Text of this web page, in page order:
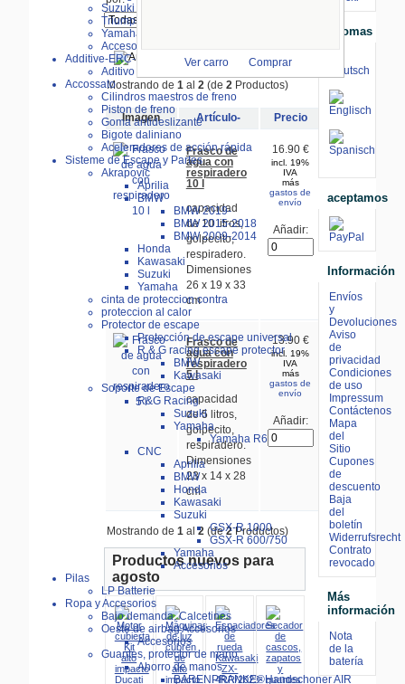
Ver carro Comprar
Suzuki
Triumph
Yamaha
Accesorios
Additive-ERC-Bike
Aditivo ERC-Bike
Accossato
Cilindros maestros de freno
Piston de freno
Goma antideslizante
Bigote daliniano
Aceleradores de acción rápida
Sisteme de Escape y Partes
Akrapovic
Aprilia
BMW
BMW 2019-
BMW 2015-2018
BMW 2009-2014
Honda
Kawasaki
Suzuki
Yamaha
cinta de proteccion contra
proteccion al calor
Protector de escape
Protección de escape universal
R & G racing escape protector
BMW
Kawasaki
Soporte de Escape
R&G Racing
Suzuki
Yamaha
Yamaha R6
CNC
Aprilia
BMW
Honda
Kawasaki
Suzuki
GSX-R 1000
GSX-R 600/750
Yamaha
Accesorios
Pilas
LP Batterie
Ropa y Accesorios
Bajo demanda, Calcetines
Oeste de airbag Accesorios
Accesorios
Guantes, protector de mano
Ahorro de manos
BÄRENPRANKE®Handschoner AIR
Mostrando de 1al 2(de 2Productos)
Imagen Artículo- Precio
Frasco de
agua con
respiradero
10 l
capacidad
de 10 litros,
golpecito,
respiradero.
Dimensiones
26 x 19 x 33
cm
16.90 €
incl. 19%
IVA
más
gastos de
envío
Añadir:
Frasco de
agua con
respiradero
5 l
capacidad
de 5 litros,
golpecito,
respiradero.
Dimensiones
23 x 14 x 28
cm
13.90 €
incl. 19%
IVA
más
gastos de
envío
Añadir:
Mostrando de 1al2(de2Productos)
Productos nuevos para
agosto
Idiomas
aceptamos
Información
Envíos
y
Devoluciones
Aviso
de
privacidad
Condiciones
de uso
Impressum
Contáctenos
Mapa
del
Sitio
Cupones
de
descuento
Baja
del
boletín
Widerrufsrecht
Contrato
revocado
Más
información
Nota
de la
batería